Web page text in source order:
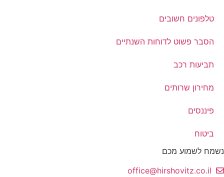
טלפונים חשובים
הסבר פשוט לדוחות השנתיים
תביעות רכב
מחירון שרותים
פיננסים
ביטוח
נשמח לשמוע מכם
office@hirshovitz.co.il